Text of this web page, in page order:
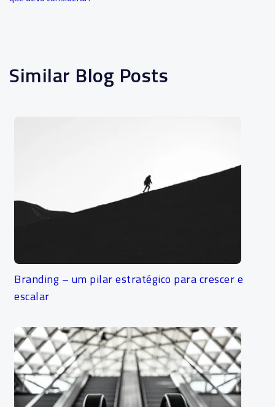
Similar Blog Posts
Branding – um pilar estratégico para crescer e
escalar